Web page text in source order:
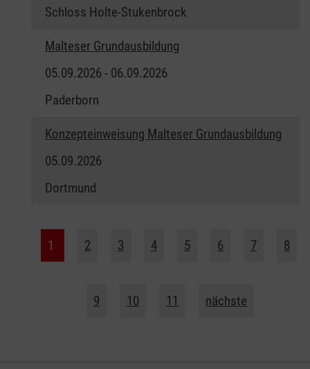
Schloss Holte-Stukenbrock
Malteser Grundausbildung
05.09.2026 - 06.09.2026
Paderborn
Konzepteinweisung Malteser Grundausbildung
05.09.2026
Dortmund
1 2 3 4 5 6 7 8
9 10 11 nächste